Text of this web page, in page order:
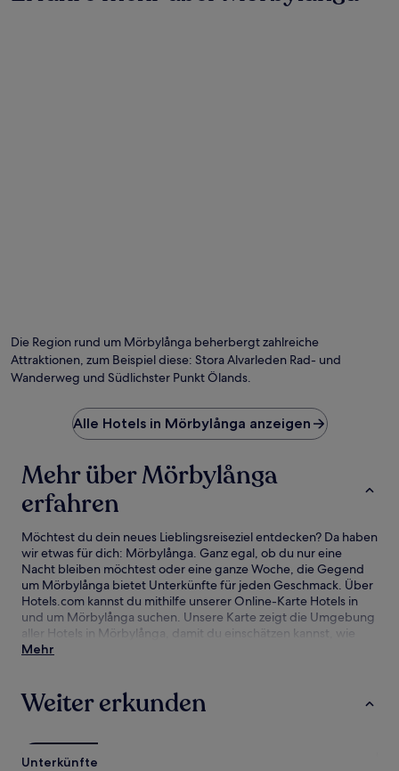
können
Die Region rund um Mörbylånga beherbergt zahlreiche
Attraktionen, zum Beispiel diese: Stora Alvarleden Rad- und
Wanderweg und Südlichster Punkt Ölands.
Alle Hotels in Mörbylånga anzeigen
Mehr über Mörbylånga
erfahren
Möchtest du dein neues Lieblingsreiseziel entdecken? Da haben
wir etwas für dich: Mörbylånga. Ganz egal, ob du nur eine
Nacht bleiben möchtest oder eine ganze Woche, die Gegend
um Mörbylånga bietet Unterkünfte für jeden Geschmack. Über
Hotels.com kannst du mithilfe unserer Online-Karte Hotels in
und um Mörbylånga suchen. Unsere Karte zeigt die Umgebung
aller Hotels in Mörbylånga, damit du einschätzen kannst, wie
nah du an Sehenswürdigkeiten und Attraktionen bist.
Preisgarantie.
Mehr
Weiter erkunden
Unterkünfte